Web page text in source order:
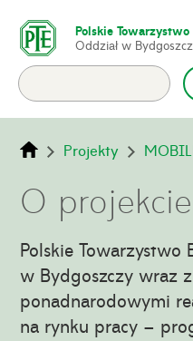
Polskie
Oddział w
Projekty
O projekcie
Polskie Towarzystwo
w Bydgoszczy wraz
ponadnarodowymi
na rynku pracy –